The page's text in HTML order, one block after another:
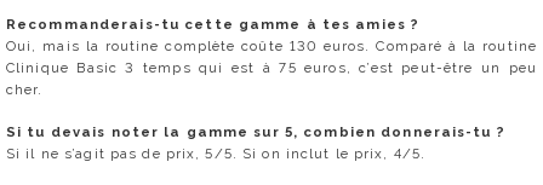
Recommanderais-tu cette gamme à tes amies ?
Oui, mais la routine complète coûte 130 euros. Comparé à la routine
Clinique Basic 3 temps qui est à 75 euros, c’est peut-être un peu
cher.
Si tu devais noter la gamme sur 5, combien donnerais-tu ?
Si il ne s’agit pas de prix, 5/5. Si on inclut le prix, 4/5.